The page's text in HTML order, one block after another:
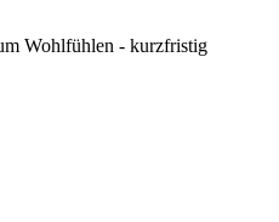
Wohlfühlen - kurzfristig